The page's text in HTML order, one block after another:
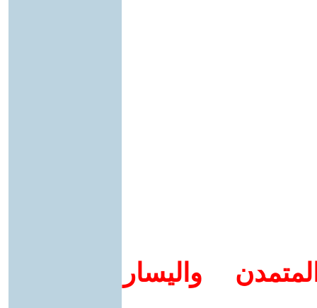
واليسار